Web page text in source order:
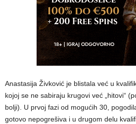
Anastasija Živković je blistala već u
kojoj se ne sabiraju krugovi već „hitovi“
bolji). U prvoj fazi od mogućih 30,
gotovo nepogrešiva i u drugom delu